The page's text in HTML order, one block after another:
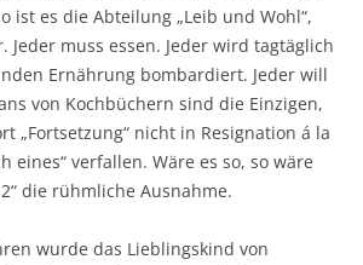
ist es die Abteilung „Leib und Wohl“,
Jeder muss essen. Jeder wird tagtäglich
Ernährung bombardiert. Jeder will
von Kochbüchern sind die Einzigen,
„Fortsetzung“ nicht in Resignation á la
eines“ verfallen. Wäre es so, so wäre
die rühmliche Ausnahme.
wurde das Lieblingskind von